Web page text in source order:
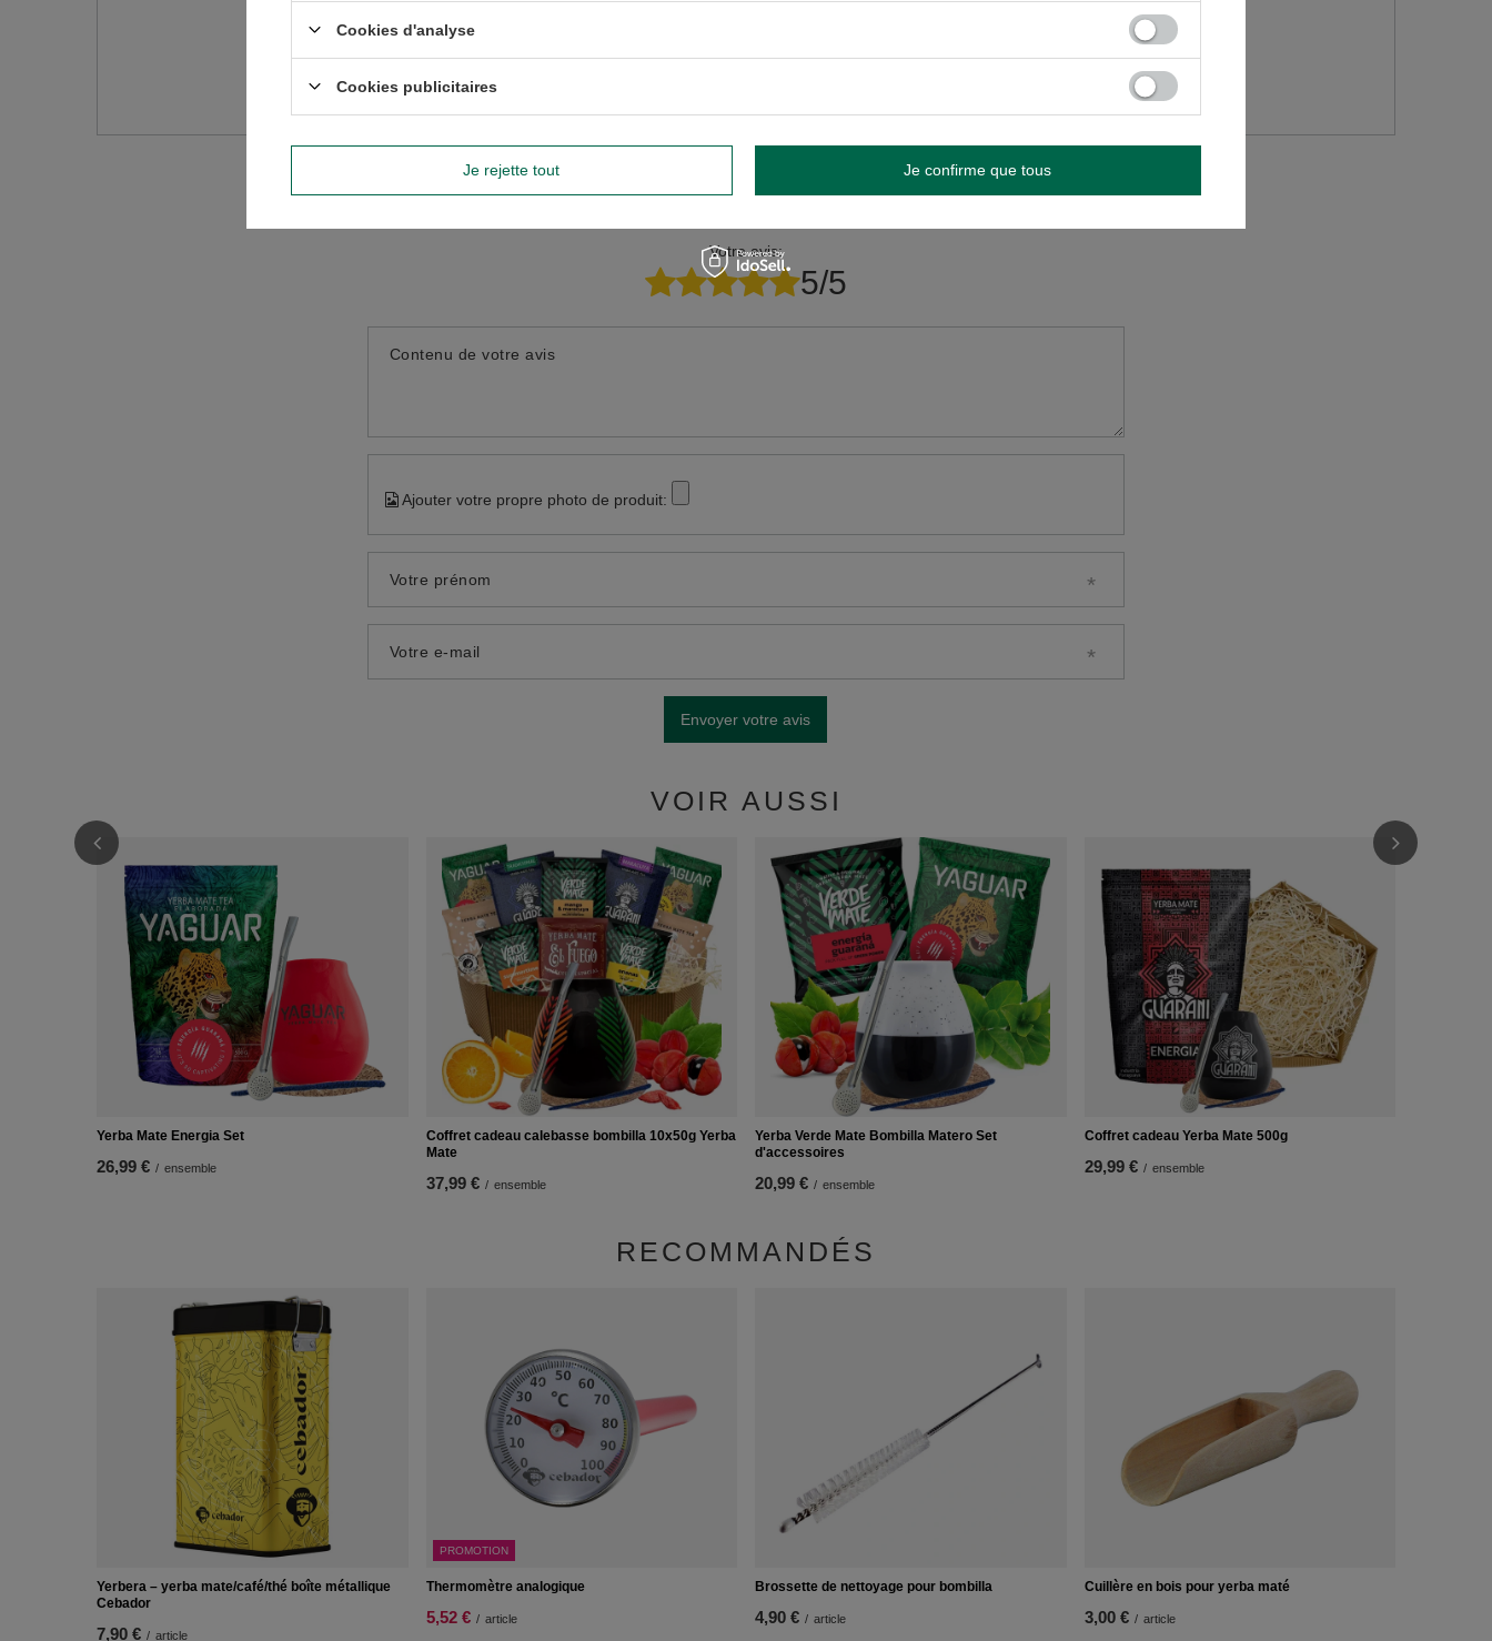
Posez votre question et nous vous répondrons rapidement. Les questions et les
réponses les plus intéressantes seront publiées pour que d'autres puissent les
ÉCRIRE VOTRE AVIS
Votre avis:
5/5
Contenu de votre avis
Ajouter votre propre photo de produit:
Votre prénom
Votre e-mail
Envoyer votre avis
VOIR AUSSI
Yerba Mate Energia Set
26,99 € / ensemble
Coffret cadeau calebasse bombilla 10x50g Yerba
Mate
37,99 € / ensemble
Yerba Verde Mate Bombilla Matero Set
d'accessoires
20,99 € / ensemble
Coffret cadeau Yerba Mate 500g
29,99 € / ensemble
Verde Mate
RECOMMANDÉS
Yerbera – yerba mate/café/thé boîte métallique
Cebador
7,90 € / article
PROMOTION
Thermomètre analogique
5,52 € / article
Brossette de nettoyage pour bombilla
4,90 € / article
Cuillère en bois pour yerba maté
3,00 € / article
Cookies d'analyse
Cookies publicitaires
Je rejette tout Je confirme que tous